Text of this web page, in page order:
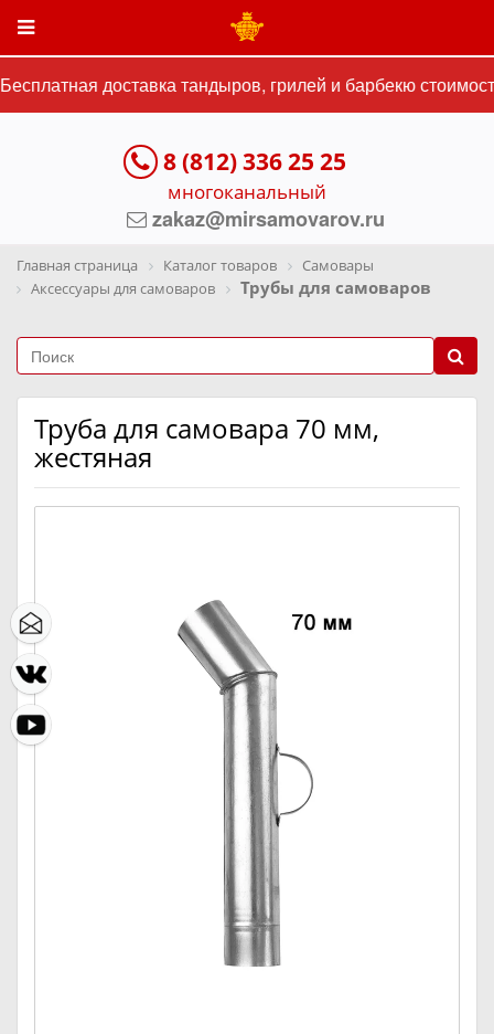
доставка тандыров, грилей и барбекю
8 (812) 336 25 25
многоканальный
zakaz@mirsamovarov.ru
Главная страница Каталог товаров
Самовары
Аксессуары для самоваров
Трубы для самоваров
Труба для самовара 70 мм,
жестяная